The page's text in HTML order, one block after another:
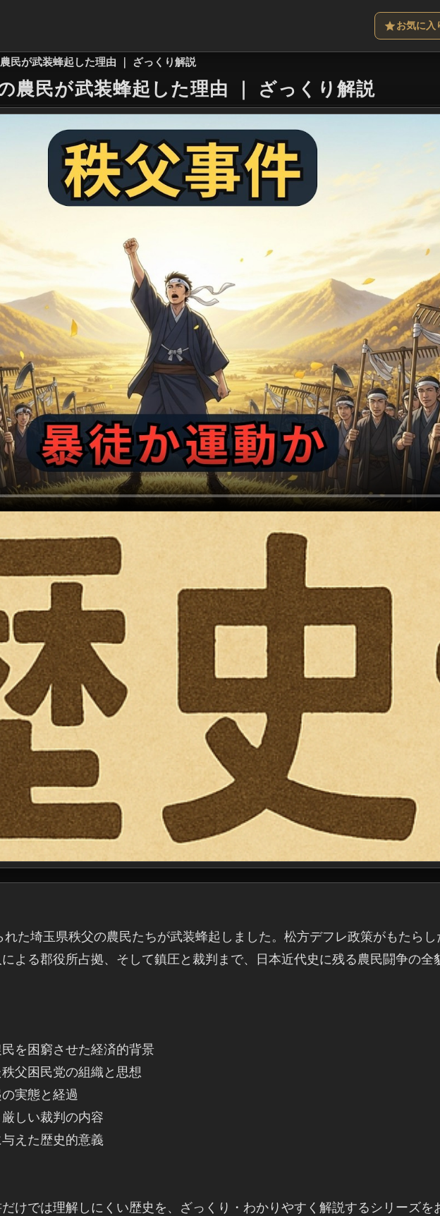
お気に入
民が武装蜂起した理由 ｜ ざっくり解説
農民が武装蜂起した理由 ざっくり解説
た埼玉県秩父の農民たちが武装蜂起しました。松方デフレ政策がもたら
よる郡役所占拠、そして鎮圧と裁判まで、日本近代史に残る農民闘争の全
を困窮させた経済的背景
父困民党の組織と思想
実態と経過
しい裁判の内容
えた歴史的意義
けでは理解しにくい歴史を、ざっくり・わかりやすく解説するシリーズを